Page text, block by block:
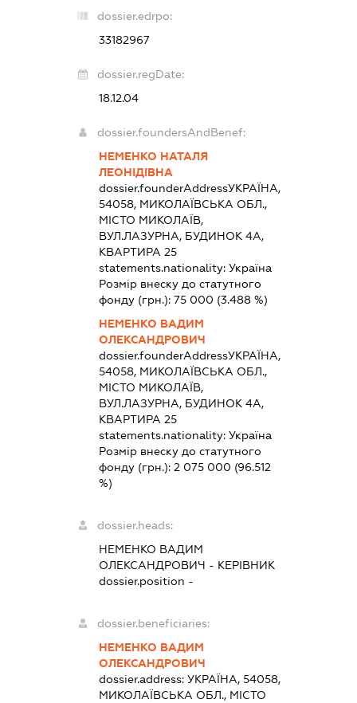
dossier.edrpo:
33182967
dossier.regDate:
18.12.04
dossier.foundersAndBenef:
НЕМЕНКО НАТАЛЯ
ЛЕОНІДІВНА
dossier.founderAddressУКРАЇНА,
54058, МИКОЛАЇВСЬКА ОБЛ.,
МІСТО МИКОЛАЇВ,
ВУЛ.ЛАЗУРНА, БУДИНОК 4А,
КВАРТИРА 25
statements.nationality: Україна
Розмір внеску до статутного
фонду (грн.): 75 000 (3.488 %)
НЕМЕНКО ВАДИМ
ОЛЕКСАНДРОВИЧ
dossier.founderAddressУКРАЇНА,
54058, МИКОЛАЇВСЬКА ОБЛ.,
МІСТО МИКОЛАЇВ,
ВУЛ.ЛАЗУРНА, БУДИНОК 4А,
КВАРТИРА 25
statements.nationality: Україна
Розмір внеску до статутного
фонду (грн.): 2 075 000 (96.512
%)
dossier.heads:
НЕМЕНКО ВАДИМ
ОЛЕКСАНДРОВИЧ - КЕРІВНИК
dossier.position -
dossier.beneficiaries:
НЕМЕНКО ВАДИМ
ОЛЕКСАНДРОВИЧ
dossier.address: УКРАЇНА, 54058,
МИКОЛАЇВСЬКА ОБЛ., МІСТО